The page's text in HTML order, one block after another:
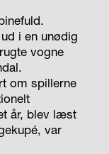
i en unødig
vogne
om spillerne
år, blev læst
var